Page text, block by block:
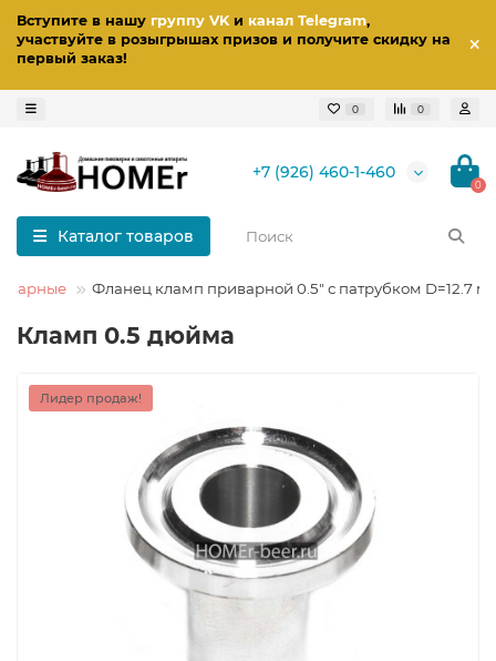
Вступите в нашу группу VKи канал Telegram,
участвуйте в розыгрышах призов и получите скидку на
первый заказ!
0 0
+7 (926) 460-1-460
0
Каталог товаров
Фланец кламп приварной 0.5" с патрубком D=12.7
Кламп 0.5 дюйма
Лидер продаж!